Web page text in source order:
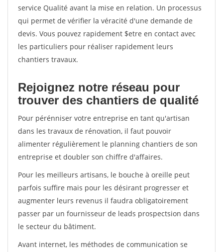
service Qualité avant la mise en relation. Un processus
qui permet de vérifier la véracité d'une demande de
devis. Vous pouvez rapidement $etre en contact avec
les particuliers pour réaliser rapidement leurs
chantiers travaux.
Rejoignez notre réseau pour
trouver des chantiers de qualité
Pour pérénniser votre entreprise en tant qu'artisan
dans les travaux de rénovation, il faut pouvoir
alimenter régulièrement le planning chantiers de son
entreprise et doubler son chiffre d'affaires.
Pour les meilleurs artisans, le bouche à oreille peut
parfois suffire mais pour les désirant progresser et
augmenter leurs revenus il faudra obligatoirement
passer par un fournisseur de leads prospectsion dans
le secteur du bâtiment.
Avant internet, les méthodes de communication se